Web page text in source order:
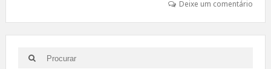
Deixe um comentário
Search
for:
Search